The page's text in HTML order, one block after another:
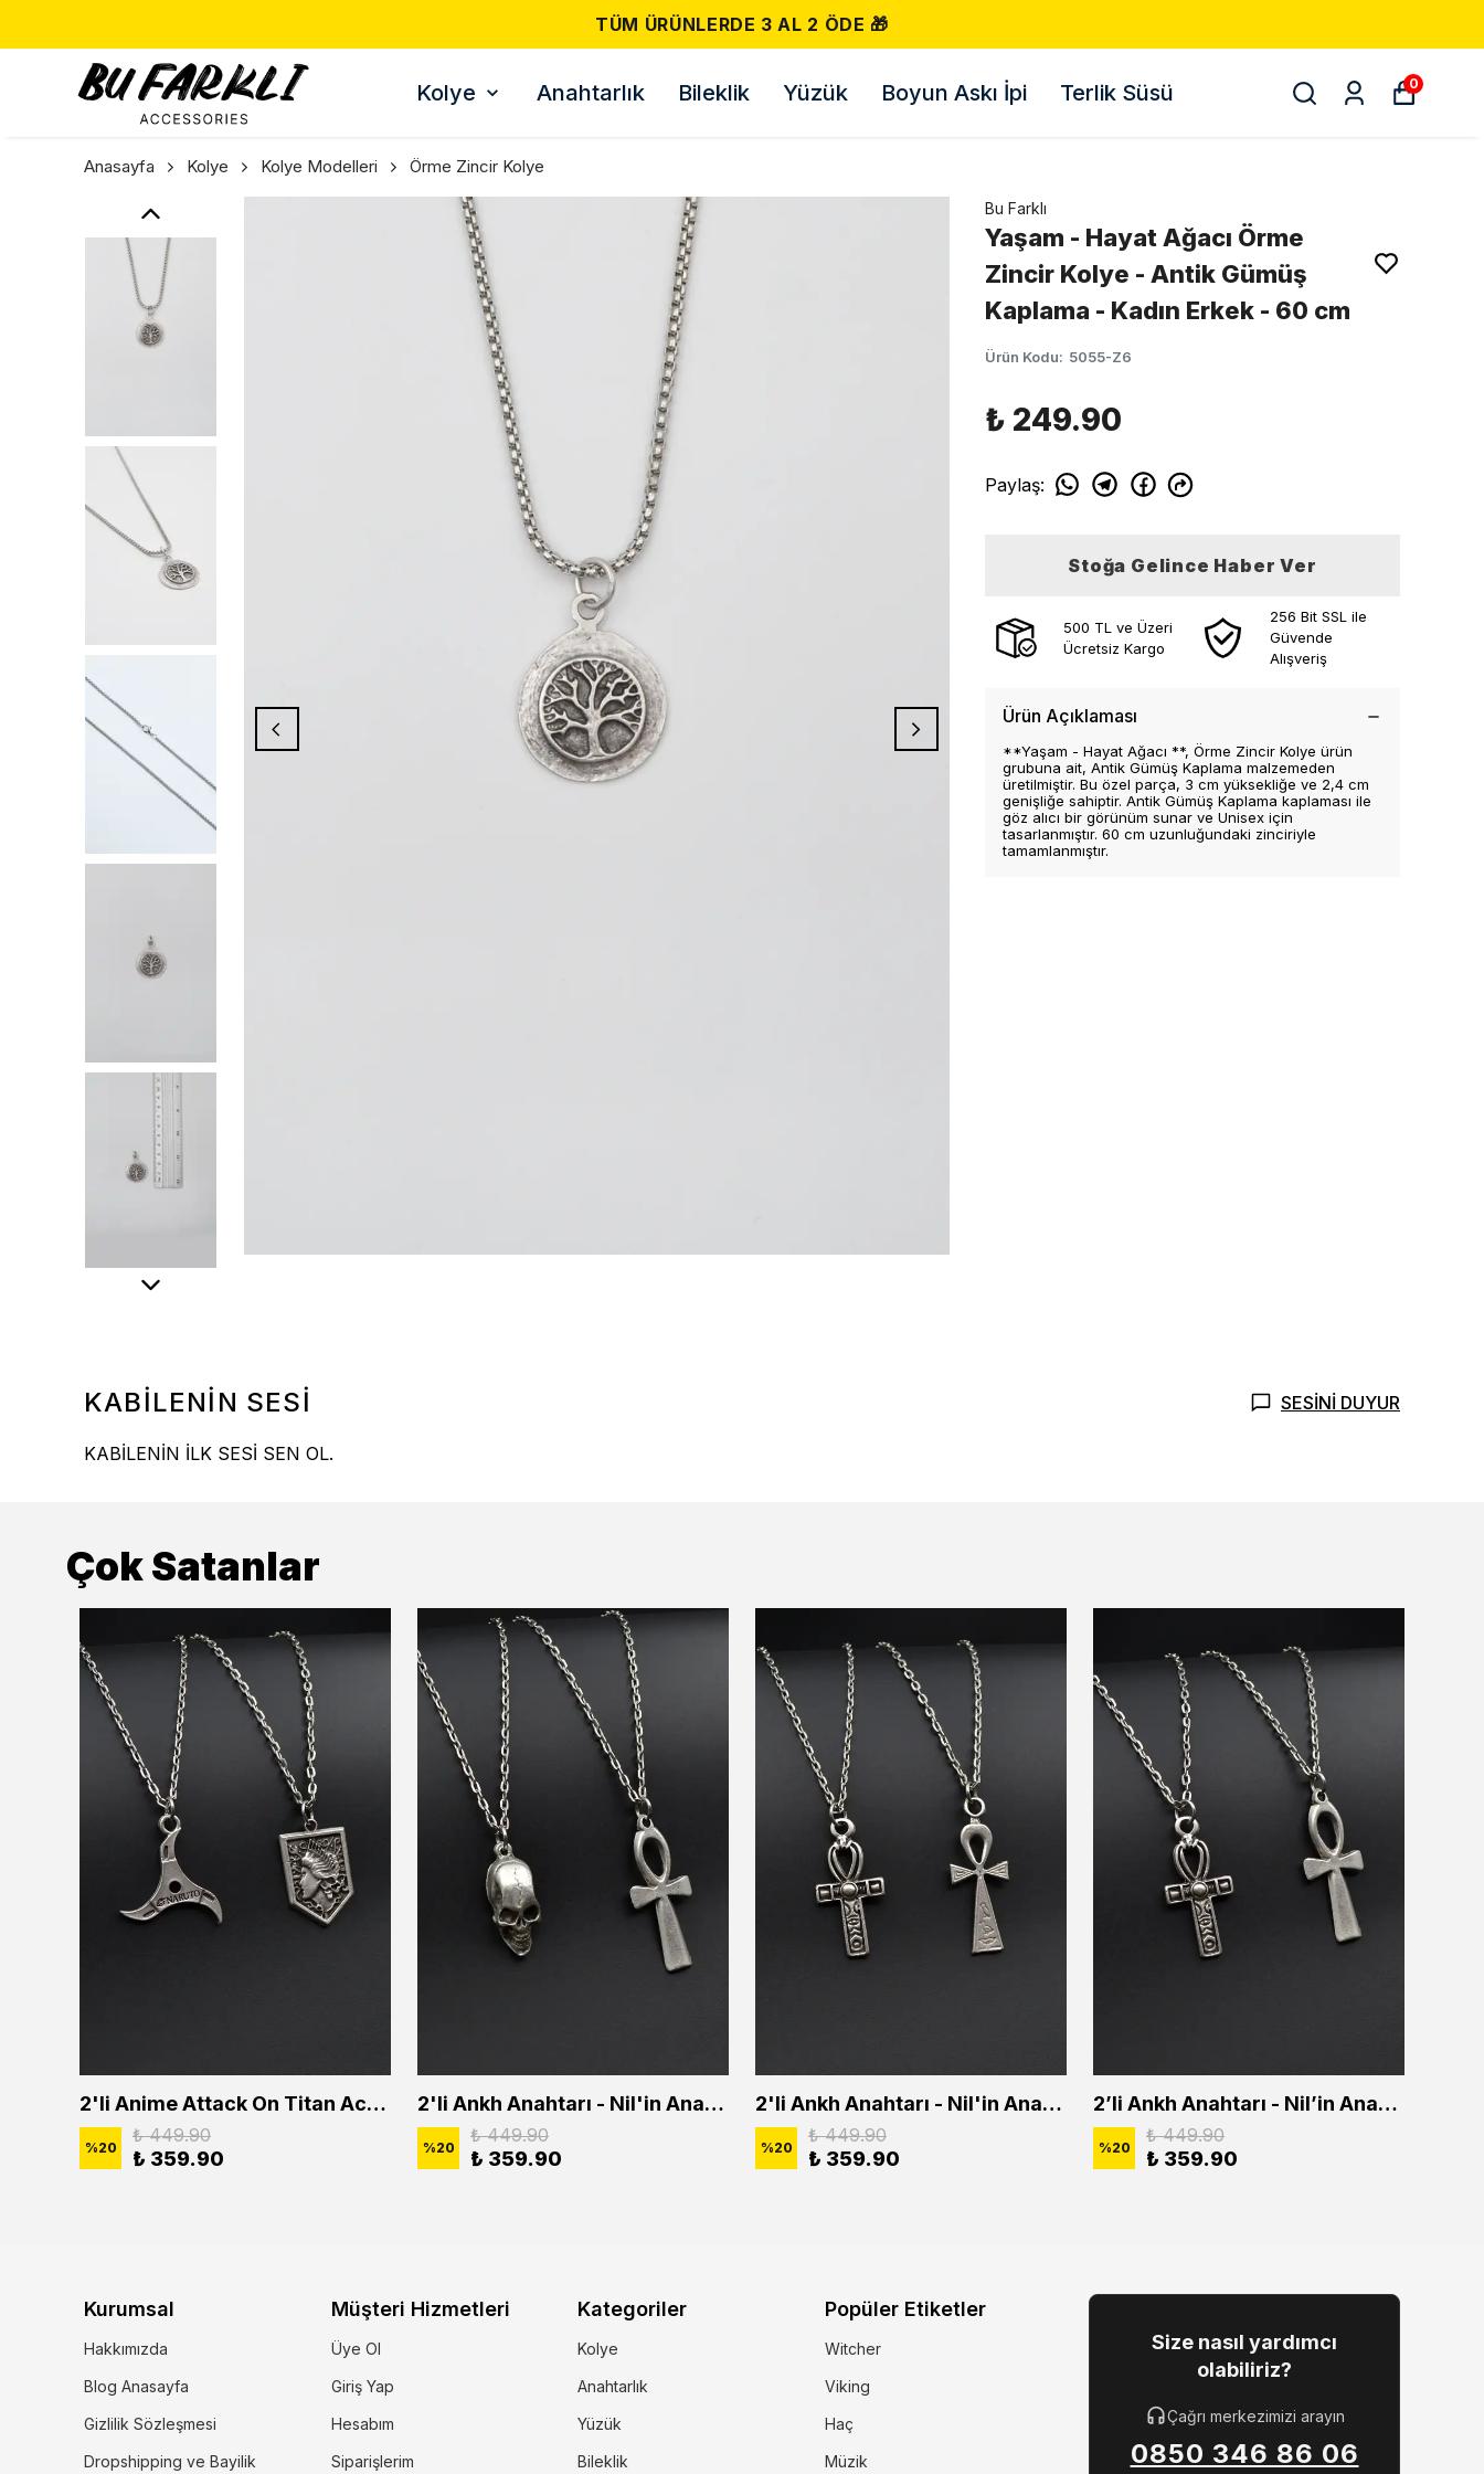
Kolye Anahtarlık Bileklik Yüzük Boyun Askı İpi Terlik Süsü 0
Anasayfa Kolye Kolye Modelleri Örme Zincir Kolye
Bu Farklı
Yaşam - Hayat Ağacı Örme
Zincir Kolye - Antik Gümüş
Kaplama - Kadın Erkek - 60 cm
Ürün Kodu: 5055-Z6
₺ 249.90
Paylaş:
Stoğa Gelince Haber Ver
500 TL ve Üzeri
Ücretsiz Kargo
256 Bit SSL ile
Güvende
Alışveriş
Ürün Açıklaması
**Yaşam - Hayat Ağacı **, Örme Zincir Kolye ürün
grubuna ait, Antik Gümüş Kaplama malzemeden
üretilmiştir. Bu özel parça, 3 cm yüksekliğe ve 2,4 cm
genişliğe sahiptir. Antik Gümüş Kaplama kaplaması ile
göz alıcı bir görünüm sunar ve Unisex için
tasarlanmıştır. 60 cm uzunluğundaki zinciriyle
tamamlanmıştır.
KABİLENİN SESİ SESİNİ DUYUR
KABİLENİN İLK SESİ SEN OL.
Çok Satanlar
2'li Anime Attack On Titan Acrylic Maria Anime Naruto Erkek Kadın Kolye Seti
%20
₺ 449.90
₺ 359.90
2'li Ankh Anahtarı - Nil'in Anahtarı - Kuru Kafa Erkek Kadın Kolye Seti
%20
₺ 449.90
₺ 359.90
2'li Ankh Anahtarı - Nil'in Anahtarı Erkek Kadın Kolye Seti
%20
₺ 449.90
₺ 359.90
2’li Ankh Anahtarı - Nil’in Anahtarı Erkek Kadın Kolye Seti
%20
₺ 449.90
₺ 359.90
Kurumsal
Hakkımızda
Blog Anasayfa
Gizlilik Sözleşmesi
Dropshipping ve Bayilik
Müşteri Hizmetleri
Üye Ol
Giriş Yap
Hesabım
Siparişlerim
Kategoriler
Kolye
Anahtarlık
Yüzük
Bileklik
Popüler Etiketler
Witcher
Viking
Haç
Müzik
Size nasıl yardımcı
olabiliriz?
Çağrı merkezimizi arayın
0850 346 86 06